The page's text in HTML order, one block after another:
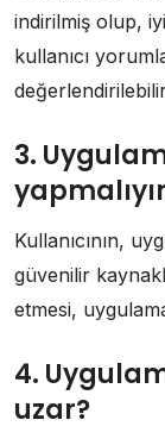
indirilmiş olup,
kullanıcı
3.
Kullanıcının,
güvenilir
etmesi,
4.
uzar?